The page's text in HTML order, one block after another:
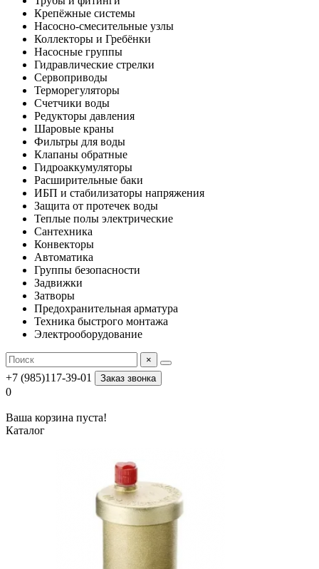
Крепёжные системы
Насосно-смесительные узлы
Коллекторы и Гребёнки
Насосные группы
Гидравлические стрелки
Сервоприводы
Терморегуляторы
Счетчики воды
Редукторы давления
Шаровые краны
Фильтры для воды
Клапаны обратные
Гидроаккумуляторы
Расширительные баки
ИБП и стабилизаторы напряжения
Защита от протечек воды
Теплые полы электрические
Сантехника
Конвекторы
Автоматика
Группы безопасности
Задвижки
Затворы
Предохранительная арматура
Техника быстрого монтажа
Электрооборудование
×
+7 (985)117-39-01 Заказ звонка
0
Ваша корзина пуста!
Каталог